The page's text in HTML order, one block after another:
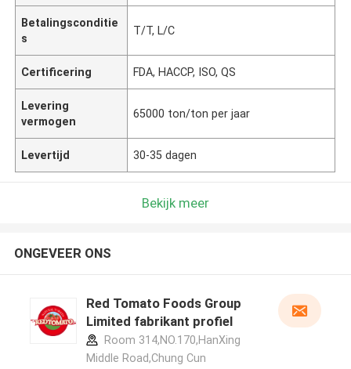
Betalingsconditie
s
T/T, L/C
Certificering FDA, HACCP, ISO, QS
Levering
vermogen
65000 ton/ton per jaar
Levertijd 30-35 dagen
Bekijk meer
ONGEVEER ONS
Red Tomato Foods Group
Limited fabrikant profiel
Room 314,NO.170,HanXing
Middle Road,Chung Cun